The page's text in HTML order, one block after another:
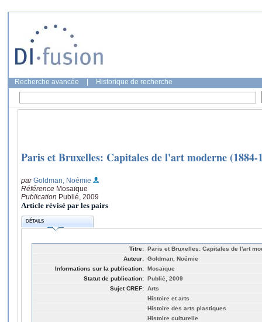
Recherche avancée Historique de recherche
Paris et Bruxelles: Capitales de l'art moderne (1884-
parGoldman, Noémie
Référence Mosaïque
Publication Publié, 2009
Article révisé par les pairs
DÉTAILS
Titre: Paris et Bruxelles: Capitales de l'art
Auteur: Goldman, Noémie
Informations sur la publication: Mosaïque
Statut de publication: Publié, 2009
Sujet CREF: Arts
Histoire et arts
Histoire des arts plastiques
Histoire culturelle